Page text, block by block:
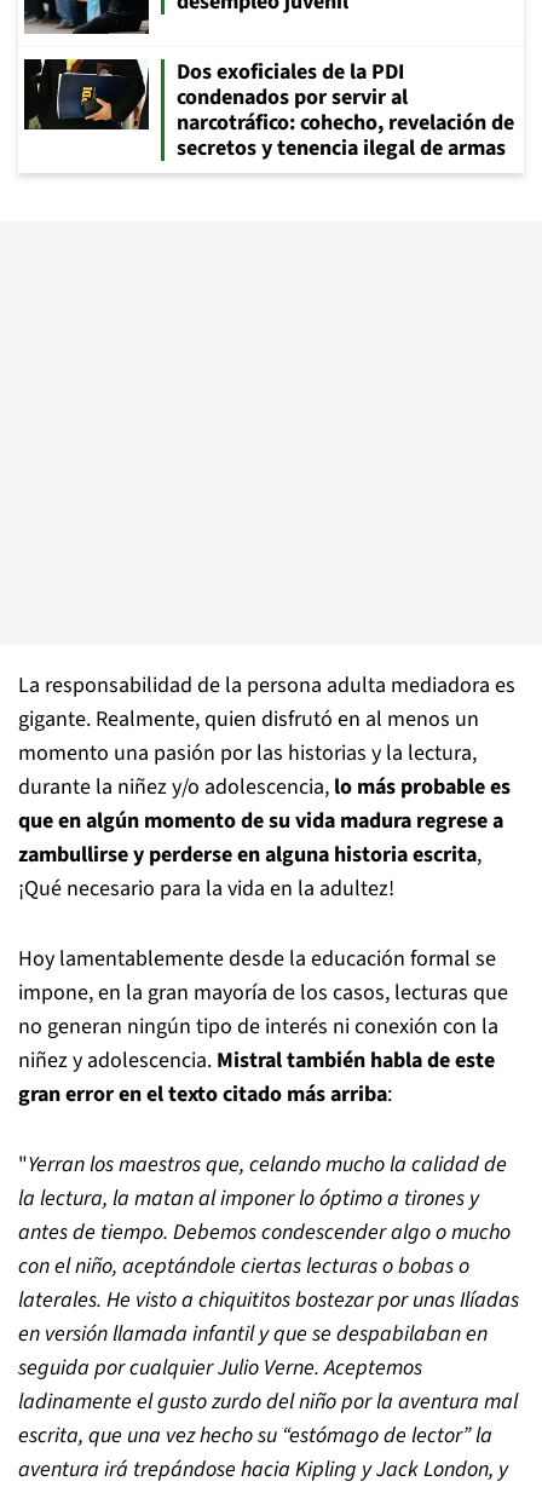
Dos exoficiales de la PDI
condenados por servir al
narcotráfico: cohecho, revelación de
secretos y tenencia ilegal de armas
La responsabilidad de la persona adulta mediadora es
gigante. Realmente, quien disfrutó en al menos un
momento una pasión por las historias y la lectura,
durante la niñez y/o adolescencia, lo más probable es
que en algún momento de su vida madura regrese a
zambullirse y perderse en alguna historia escrita,
¡Qué necesario para la vida en la adultez!
Hoy lamentablemente desde la educación formal se
impone, en la gran mayoría de los casos, lecturas que
no generan ningún tipo de interés ni conexión con la
niñez y adolescencia. Mistral también habla de este
gran error en el texto citado más arriba:
"Yerran los maestros que, celando mucho la calidad de
la lectura, la matan al imponer lo óptimo a tirones y
antes de tiempo. Debemos condescender algo o mucho
con el niño, aceptándole ciertas lecturas o bobas o
laterales. He visto a chiquititos bostezar por unas Ilíadas
en versión llamada infantil y que se despabilaban en
seguida por cualquier Julio Verne. Aceptemos
ladinamente el gusto zurdo del niño por la aventura mal
escrita, que una vez hecho su “estómago de lector” la
aventura irá trepándose hacia Kipling y Jack London, y